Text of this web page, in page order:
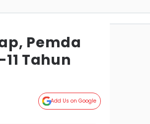
Pemda
Tahun
Add Us on Google